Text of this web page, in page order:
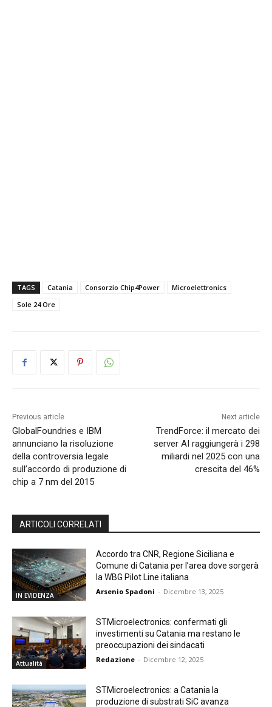
TAGS Catania Consorzio Chip4Power
Microelettronics
Sole 24 Ore
Previous article
GlobalFoundries e IBM
annunciano la risoluzione
della controversia legale
sull’accordo di produzione di
chip a 7 nm del 2015
Next article
TrendForce: il mercato dei
server AI raggiungerà i 298
miliardi nel 2025 con una
crescita del 46%
ARTICOLI CORRELATI
IN EVIDENZA
Accordo tra CNR, Regione Siciliana e
Comune di Catania per l’area dove sorgerà
la WBG Pilot Line italiana
Arsenio Spadoni - Dicembre 13, 2025
Attualità
STMicroelectronics: confermati gli
investimenti su Catania ma restano le
preoccupazioni dei sindacati
Redazione - Dicembre 12, 2025
STMicroelectronics: a Catania la
produzione di substrati SiC avanza